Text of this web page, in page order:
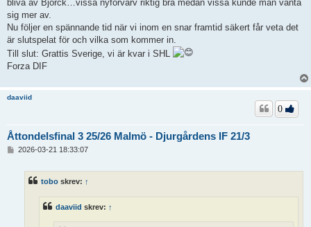
bliva av Björck…vissa nyförvärv riktig bra medan vissa kunde man vänta
sig mer av.
Nu följer en spännande tid när vi inom en snar framtid säkert får veta det
är slutspelat för och vilka som kommer in.
Till slut: Grattis Sverige, vi är kvar i SHL
Forza DIF
daaviid
Åttondelsfinal 3 25/26 Malmö - Djurgårdens IF 21/3
0
2026-03-21 18:33:07
tobo skrev: ↑
daaviid skrev: ↑